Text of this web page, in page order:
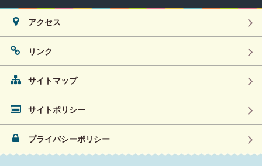
アクセス
リンク
サイトマップ
サイトポリシー
プライバシーポリシー